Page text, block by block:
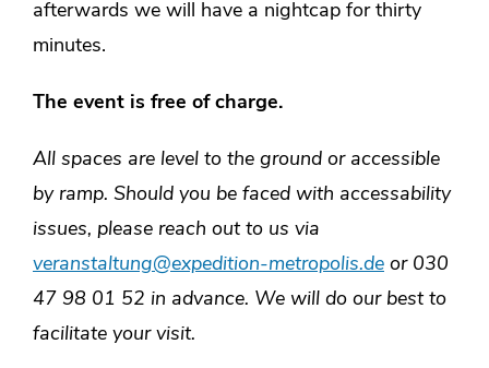
afterwards we will have a nightcap for thirty
minutes.
The event is free of charge.
All spaces are level to the ground or accessible
by ramp. Should you be faced with accessability
issues, please reach out to us via
veranstaltung@expedition-metropolis.de or 030
47 98 01 52 in advance. We will do our best to
facilitate your visit.